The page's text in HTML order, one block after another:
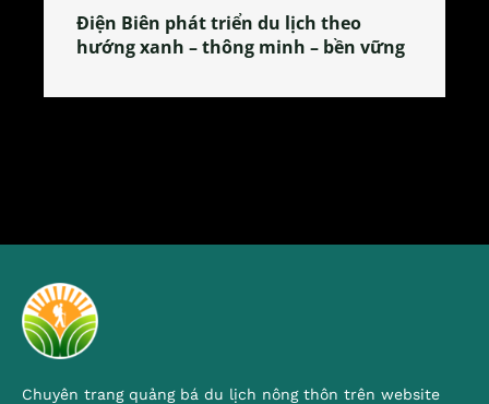
Làng làm bánh tẻ Phú Nhi – nơi lan
tỏa đặc sản xứ Đoài
Chuyên trang quảng bá du lịch nông thôn trên website